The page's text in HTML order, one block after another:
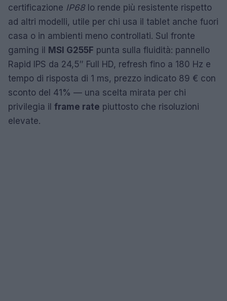
certificazione IP68 lo rende più resistente rispetto
ad altri modelli, utile per chi usa il tablet anche fuori
casa o in ambienti meno controllati. Sul fronte
gaming il MSI G255F punta sulla fluidità: pannello
Rapid IPS da 24,5″ Full HD, refresh fino a 180 Hz e
tempo di risposta di 1 ms, prezzo indicato 89 € con
sconto del 41% — una scelta mirata per chi
privilegia il frame rate piuttosto che risoluzioni
elevate.